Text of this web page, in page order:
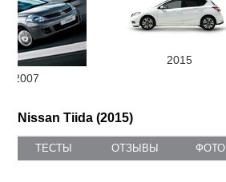
2007
2015
Nissan Tiida (2015)
ТЕСТЫ ОТЗЫВЫ ФОТО